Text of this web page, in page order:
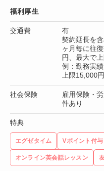
福利厚生
交通費
有
契約延長を
ヶ月毎に往
円、最大で
例：勤務実
上限15,000
社会保険
雇用保険・
件あり
特典
エグゼタイム Vポイント付与
オンライン英会話レッスン